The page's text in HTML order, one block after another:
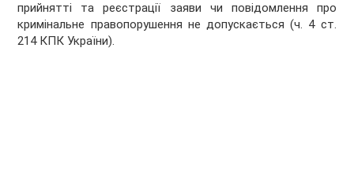
прийнятті та реєстрації заяви чи повідомлення про
кримінальне правопорушення не допускається (ч. 4 ст.
214 КПК України).